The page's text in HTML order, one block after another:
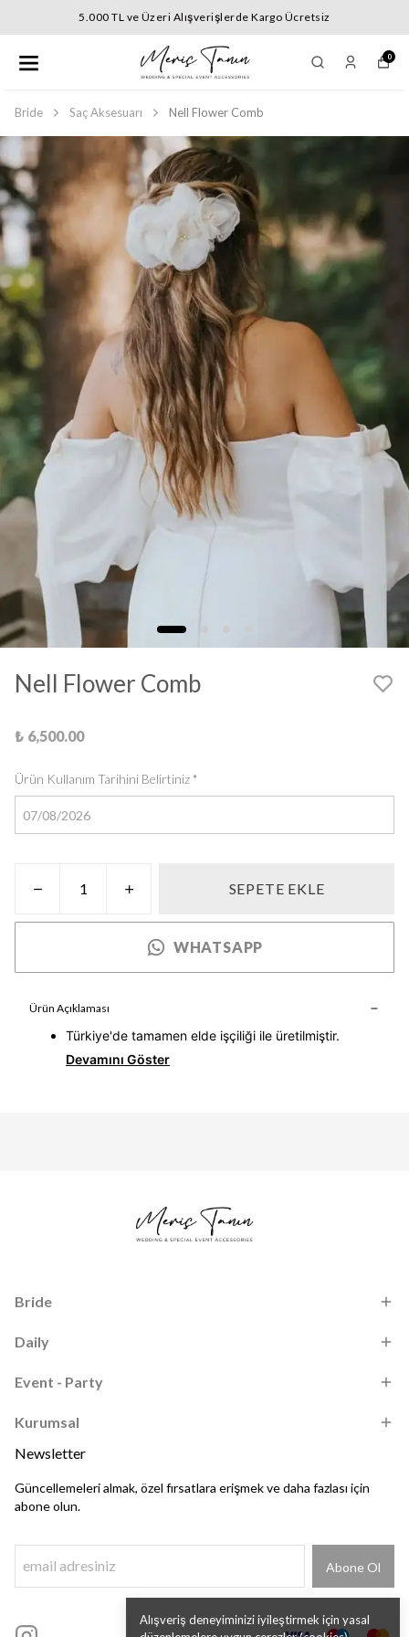
5.000 TL ve Üzeri Alışverişlerde Kargo Ücretsiz
0
Alışveriş deneyiminizi iyileştirmek için yasal
Bride Saç Aksesuarı Nell Flower Comb
Nell Flower Comb
₺ 6,500.00
Ürün Kullanım Tarihini Belirtiniz*
SEPETE EKLE
WHATSAPP
Ürün Açıklaması
Türkiye'de tamamen elde işçiliği ile üretilmiştir.
Devamını Göster
Bride
Daily
Event - Party
Kurumsal
Newsletter
Güncellemeleri almak, özel fırsatlara erişmek ve daha fazlası için
abone olun.
Abone Ol